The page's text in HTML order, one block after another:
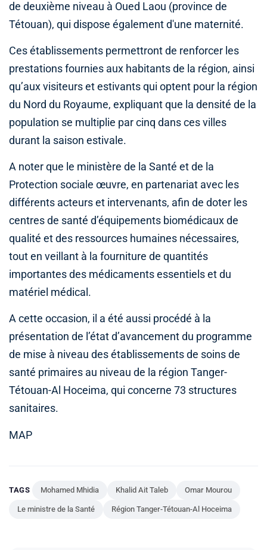
de deuxième niveau à Oued Laou (province de
Tétouan), qui dispose également d'une maternité.
Ces établissements permettront de renforcer les
prestations fournies aux habitants de la région, ainsi
qu’aux visiteurs et estivants qui optent pour la région
du Nord du Royaume, expliquant que la densité de la
population se multiplie par cinq dans ces villes
durant la saison estivale.
A noter que le ministère de la Santé et de la
Protection sociale œuvre, en partenariat avec les
différents acteurs et intervenants, afin de doter les
centres de santé d’équipements biomédicaux de
qualité et des ressources humaines nécessaires,
tout en veillant à la fourniture de quantités
importantes des médicaments essentiels et du
matériel médical.
A cette occasion, il a été aussi procédé à la
présentation de l’état d’avancement du programme
de mise à niveau des établissements de soins de
santé primaires au niveau de la région Tanger-
Tétouan-Al Hoceima, qui concerne 73 structures
sanitaires.
MAP
TAGS Mohamed Mhidia Khalid Ait Taleb Omar Mourou
Le ministre de la Santé Région Tanger-Tétouan-Al Hoceima